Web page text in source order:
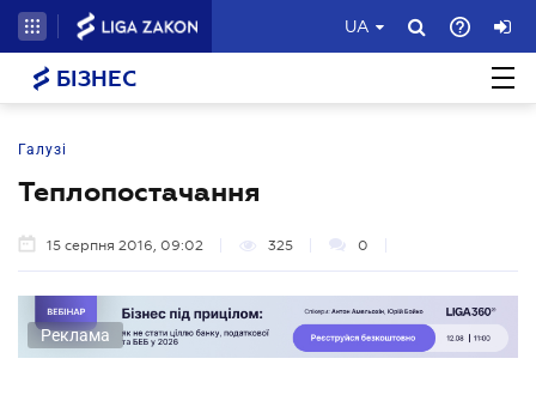
UA
БІЗНЕС
Галузі
Теплопостачання
15 серпня 2016, 09:02 325 0
Реклама